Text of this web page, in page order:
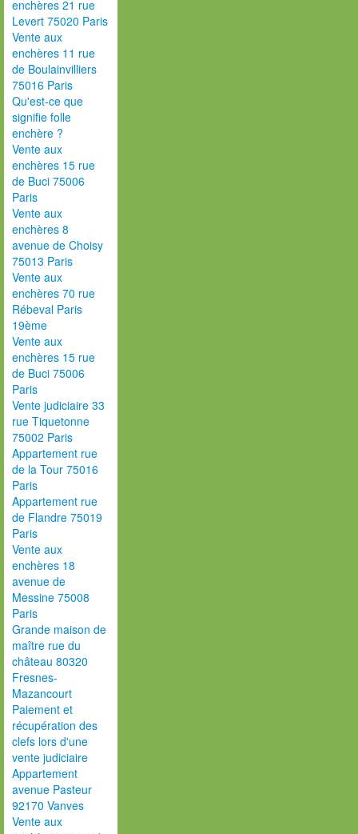
enchères 21 rue
Levert 75020 Paris
Vente aux
enchères 11 rue
de Boulainvilliers
75016 Paris
Qu'est-ce que
signifie folle
enchère ?
Vente aux
enchères 15 rue
de Buci 75006
Paris
Vente aux
enchères 8
avenue de Choisy
75013 Paris
Vente aux
enchères 70 rue
Rébeval Paris
19ème
Vente aux
enchères 15 rue
de Buci 75006
Paris
Vente judiciaire 33
rue Tiquetonne
75002 Paris
Appartement rue
de la Tour 75016
Paris
Appartement rue
de Flandre 75019
Paris
Vente aux
enchères 18
avenue de
Messine 75008
Paris
Grande maison de
maître rue du
château 80320
Fresnes-
Mazancourt
Paiement et
récupération des
clefs lors d'une
vente judiciaire
Appartement
avenue Pasteur
92170 Vanves
Vente aux